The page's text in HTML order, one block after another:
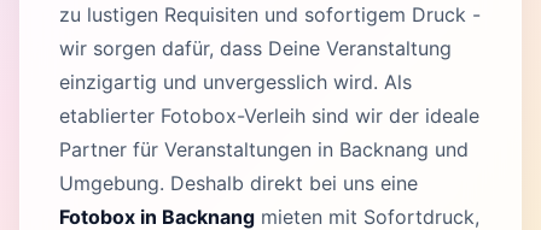
zu lustigen Requisiten und sofortigem Druck -
wir sorgen dafür, dass Deine Veranstaltung
einzigartig und unvergesslich wird. Als
etablierter Fotobox-Verleih sind wir der ideale
Partner für Veranstaltungen in Backnang und
Umgebung. Deshalb direkt bei uns eine
Fotobox in Backnang mieten mit Sofortdruck,